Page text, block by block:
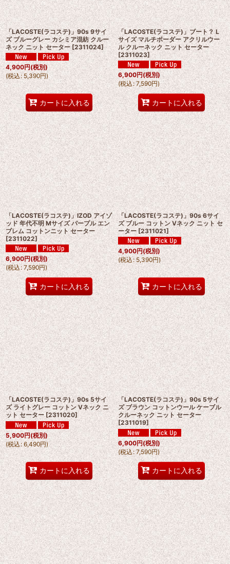
「LACOSTE(ラコステ)」90s 9サイ
ズ ブルーグレー カシミア混紡 クルー
ネック ニット セーター [2311024]
4,900円(税別)
(税込: 5,390円)
カートに入れる
「LACOSTE(ラコステ)」ブート？ L
サイズ マルチボーダー アクリルウー
ル クルーネック ニット セーター
[2311023]
6,900円(税別)
(税込: 7,590円)
カートに入れる
「LACOSTE(ラコステ)」IZOD アイゾ
ッド 年代不明 Mサイズ パープル エン
ブレム コットンニット セーター
[2311022]
6,900円(税別)
(税込: 7,590円)
カートに入れる
「LACOSTE(ラコステ)」90s 6サイ
ズ ブルー コットン Vネック ニット セ
ーター [2311021]
4,900円(税別)
(税込: 5,390円)
カートに入れる
「LACOSTE(ラコステ)」90s 5サイ
ズ ライトグレー コットン Vネック ニ
ット セーター [2311020]
5,900円(税別)
(税込 : 6,490円)
カートに入れる
「LACOSTE(ラコステ)」90s 5サイ
ズ ブラウン コットンウール ケーブル
クルーネック ニット セーター
[2311019]
6,900円(税別)
(税込: 7,590円)
カートに入れる